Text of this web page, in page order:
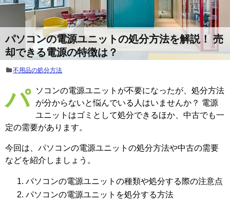
パソコンの電源ユニットの処分方法を解説！ 売
却できる電源の特徴は？
不用品の処分方法
パソコンの電源ユニットが不要になったが、処分方法
が分からないと悩んでいる人はいませんか？ 電源
ユニットはゴミとして処分できるほか、中古でも一
定の需要があります。
今回は、パソコンの電源ユニットの処分方法や中古の需要
などを紹介しましょう。
パソコンの電源ユニットの種類や処分する際の注意点
パソコンの電源ユニットを処分する方法